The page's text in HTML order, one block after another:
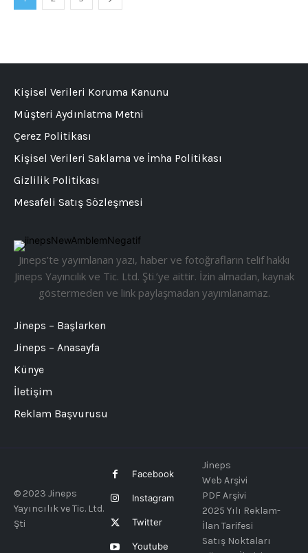
Jineps’te yayımlanan yazı, haber ve fotoğrafların telif hakkı
Jineps Yayıncılık ve Tic. Ltd. Şti.’ye aittir. İzin almadan, kaynak
göstermeden ve link paylaşmadan yayımlanamaz.
Jineps – Başlarken
Jineps – Anasayfa
Künye
İletişim
Reklam Başvurusu
Kişisel Verileri Koruma Kanunu
Müşteri Aydınlatma Metni
Çerez Politikası
Kişisel Verileri Saklama ve İmha Politikası
Gizlilik Politikası
Mesafeli Satış Sözleşmesi
© 2023 Jineps
Yayıncılık ve Tic. Ltd.
Şti
Facebook
Instagram
Twitter
Youtube
Jineps
Web Arşivi
PDF Arşivi
2025 Yılı Reklam-
İlan Tarifesi
Satış Noktaları